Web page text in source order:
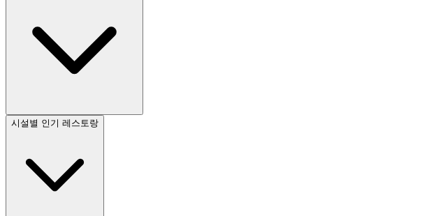
시설별 인기 레스토랑